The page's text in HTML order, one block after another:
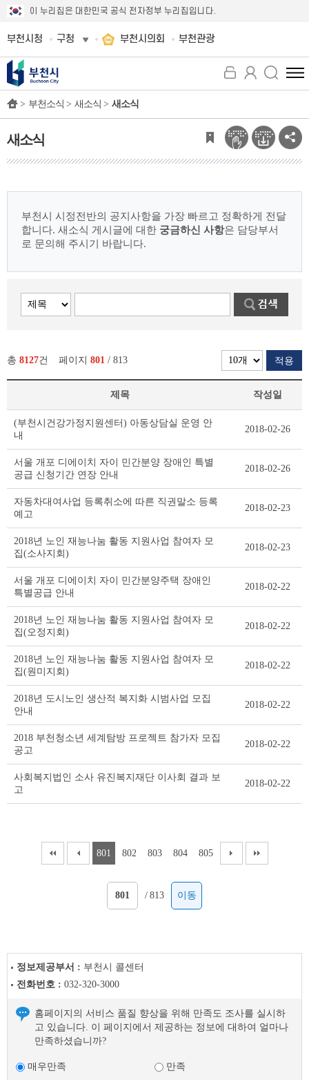
이 누리집은 대한민국 공식 전자정부 누리집입니다.
부천시청 구청 부천시의회 부천관광
전
체
뉴
보
기
> 부천소식 > 새소식 > 새소식
새소식
부천시 시정전반의 공지사항을 가장 빠르고 정확하게 전달
합니다. 새소식 게시글에 대한 궁금하신 사항은 담당부서
로 문의해 주시기 바랍니다.
총 8127건 페이지 801 / 813 적용
새
소
리
스
트
테
이
블
제목 작성일
(부천시건강가정지원센터) 아동상담실 운영 안
내
2018-02-26
서울 개포 디에이치 자이 민간분양 장애인 특별
공급 신청기간 연장 안내
2018-02-26
자동차대여사업 등록취소에 따른 직권말소 등록
예고
2018-02-23
2018년 노인 재능나눔 활동 지원사업 참여자 모
집(소사지회)
2018-02-23
서울 개포 디에이치 자이 민간분양주택 장애인
특별공급 안내
2018-02-22
2018년 노인 재능나눔 활동 지원사업 참여자 모
집(오정지회)
2018-02-22
2018년 노인 재능나눔 활동 지원사업 참여자 모
집(원미지회)
2018-02-22
2018년 도시노인 생산적 복지화 시범사업 모집
안내
2018-02-22
2018 부천청소년 세계탐방 프로젝트 참가자 모집
공고
2018-02-22
사회복지법인 소사 유진복지재단 이사회 결과 보
고
2018-02-22
801 802 803 804 805
/ 813 이동
정보제공부서 : 부천시 콜센터
전화번호 : 032-320-3000
홈페이지의 서비스 품질 향상을 위해 만족도 조사를 실시하
고 있습니다. 이 페이지에서 제공하는 정보에 대하여 얼마나
만족하셨습니까?
매우만족
만족